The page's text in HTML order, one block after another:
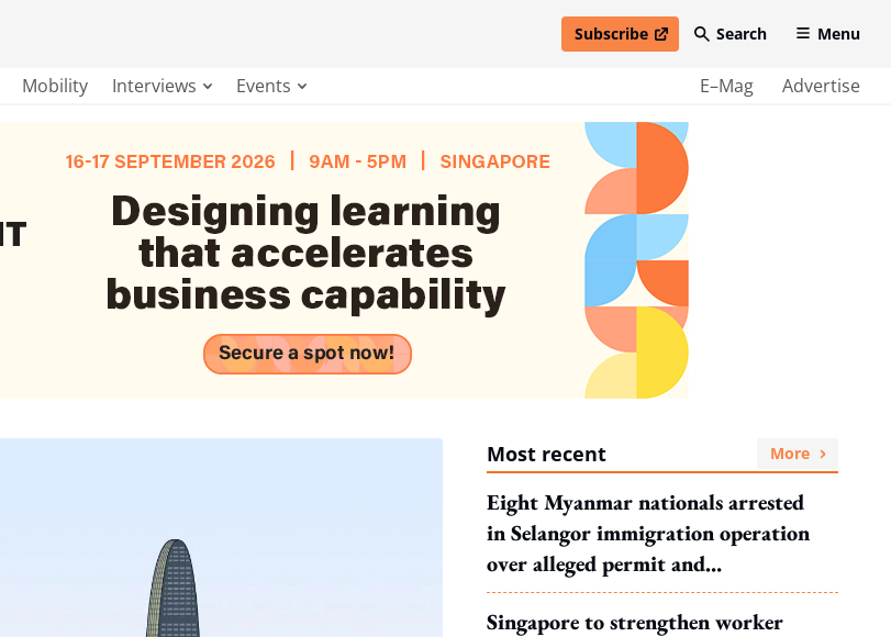
Subscribe
open in new windowSearch Menu
Mobility Interviews Events E–Mag Advertise
Most recent More
Eight Myanmar nationals arrested
in Selangor immigration operation
over alleged permit and
documentation offences
Singapore to strengthen worker